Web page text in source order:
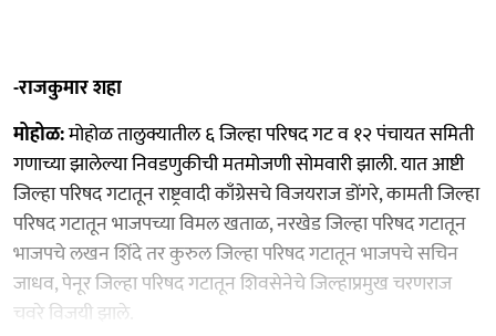
-राजकुमार शहा
मोहोळ:मोहोळ तालुक्यातील ६ जिल्हा परिषद गट व १२ पंचायत समिती
गणाच्या झालेल्या निवडणुकीची मतमोजणी सोमवारी झाली. यात आष्टी
जिल्हा परिषद गटातून राष्ट्रवादी काँग्रेसचे विजयराज डोंगरे, कामती जिल्हा
परिषद गटातून भाजपच्या विमल खताळ, नरखेड जिल्हा परिषद गटातून
भाजपचे लखन शिंदे तर कुरुल जिल्हा परिषद गटातून भाजपचे सचिन
जाधव, पेनूर जिल्हा परिषद गटातून शिवसेनेचे जिल्हाप्रमुख चरणराज
चवरे विजयी झाले.